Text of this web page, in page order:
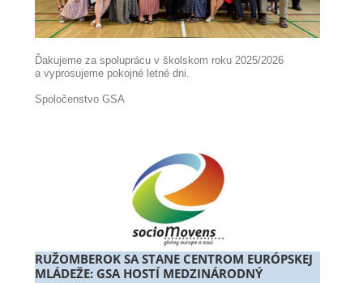
Ďakujeme za spoluprácu v školskom roku 2025/2026
a vyprosujeme pokojné letné dni.
Spoločenstvo GSA
RUŽOMBEROK SA STANE CENTROM EURÓPSKEJ
MLÁDEŽE: GSA HOSTÍ MEDZINÁRODNÝ